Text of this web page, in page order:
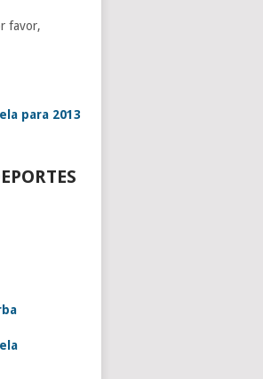
favor,
para 2013